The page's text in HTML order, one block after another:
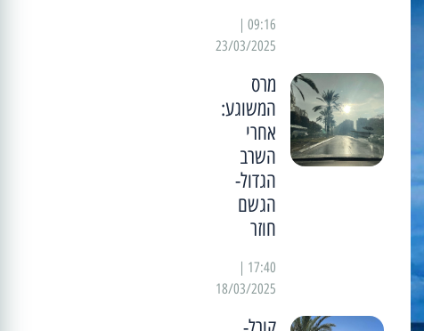
23/03/2025
מרס
המשוגע:
אחרי
השרב
הגדול-
הגשם
חוזר
18/03/2025